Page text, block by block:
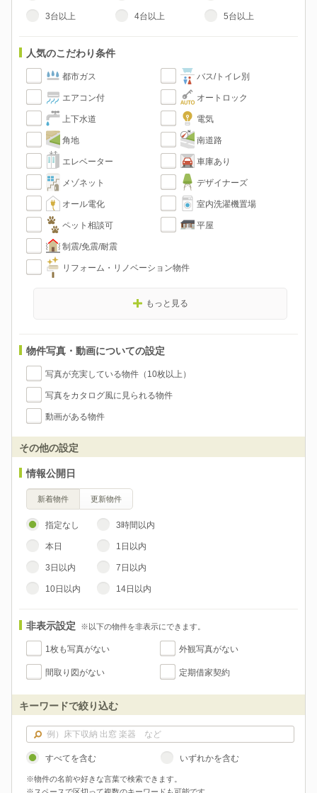
3台以上 4台以上 5台以上
人気のこだわり条件
都市ガス バス/トイレ別
エアコン付 オートロック
上下水道 電気
角地 南道路
エレベーター 車庫あり
メゾネット デザイナーズ
オール電化 室内洗濯機置場
ペット相談可 平屋
制震/免震/耐震
リフォーム・リノベーション物件
もっと見る
物件写真・動画についての設定
写真が充実している物件（10枚以上）
写真をカタログ風に見られる物件
動画がある物件
その他の設定
情報公開日
新着物件 更新物件
指定なし 3時間以内
本日 1日以内
3日以内 7日以内
10日以内 14日以内
非表示設定 ※以下の物件を非表示にできます。
1枚も写真がない 外観写真がない
間取り図がない 定期借家契約
キーワードで絞り込む
すべてを含む いずれかを含む
※物件の名前や好きな言葉で検索できます。